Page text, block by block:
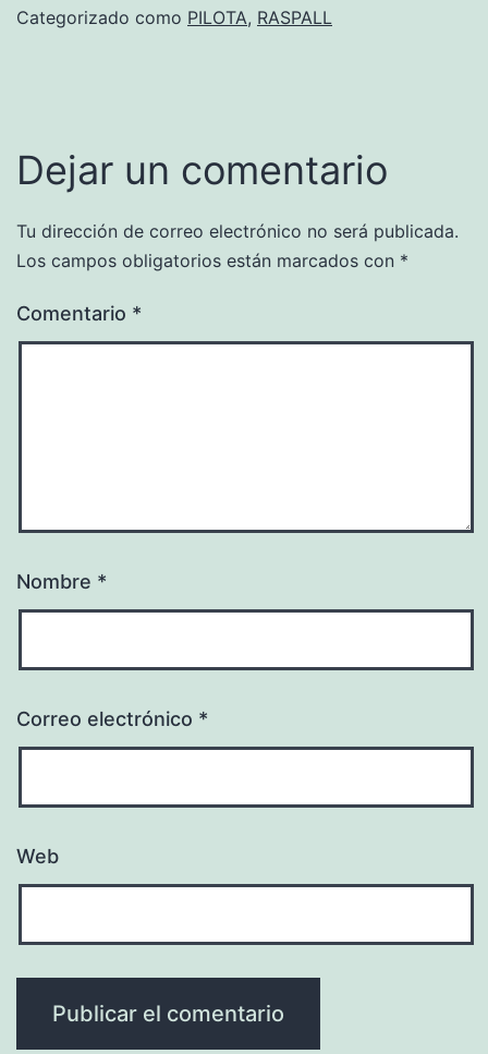
Categorizado como PILOTA, RASPALL
Dejar un comentario
Tu dirección de correo electrónico no será publicada.
Los campos obligatorios están marcados con *
Comentario *
Nombre *
Correo electrónico *
Web